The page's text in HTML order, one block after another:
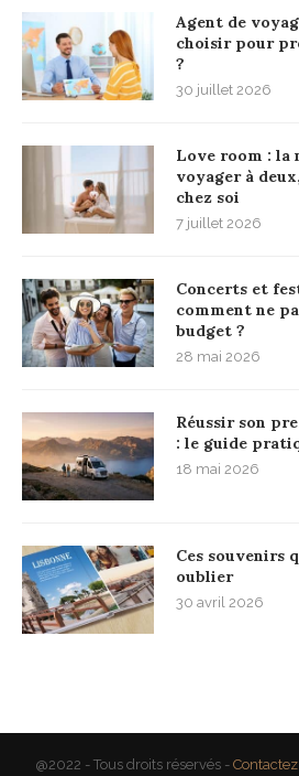
Agent de
choisir pour
?
30 juillet 2026
Love room : la
voyager à
chez soi
7 juillet 2026
Concerts et
comment ne
budget ?
28 mai 2026
Réussir son
: le guide
18 mai 2026
Ces souvenirs
oublier
30 avril 2026
@2022 - Tous droits réservés -